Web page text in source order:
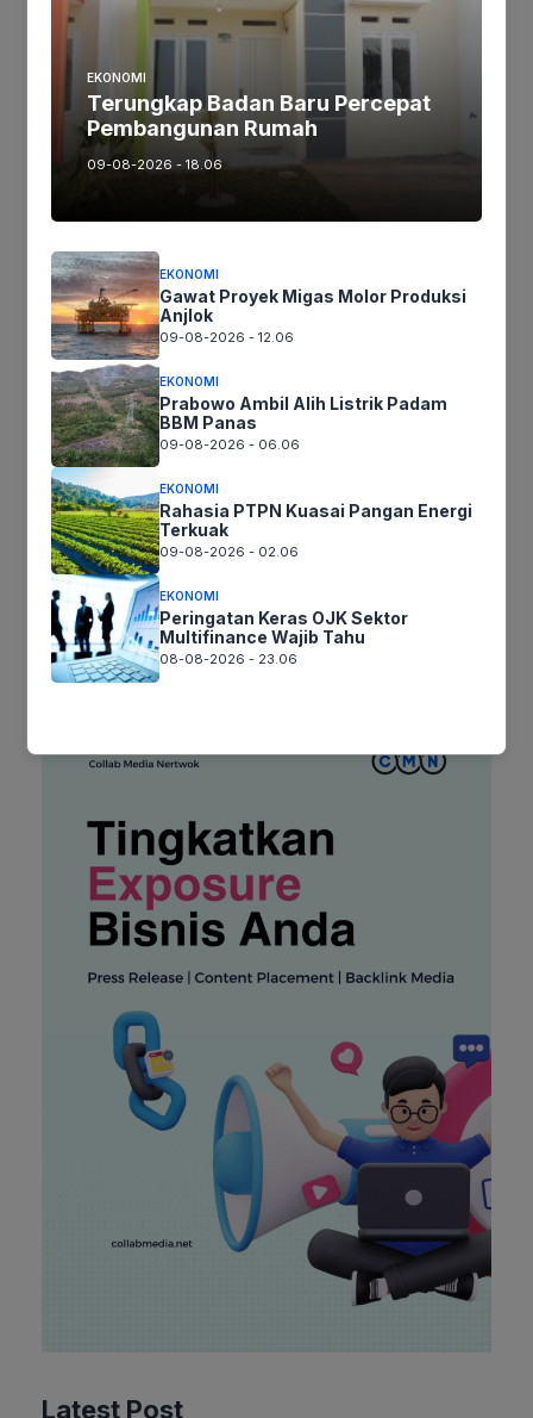
Tinggalkan komentar
Komentar
Nama
Surel
Situs
web
Simpan nama, email, dan situs web saya pada peramban ini
untuk komentar saya berikutnya.
Latest Post
EKONOMI
Terungkap Badan Baru Percepat
Pembangunan Rumah
09-08-2026 - 18.06
EKONOMI
Gawat Proyek Migas Molor Produksi
Anjlok
09-08-2026 - 12.06
EKONOMI
Prabowo Ambil Alih Listrik Padam
BBM Panas
09-08-2026 - 06.06
EKONOMI
Rahasia PTPN Kuasai Pangan Energi
Terkuak
09-08-2026 - 02.06
EKONOMI
Peringatan Keras OJK Sektor
Multifinance Wajib Tahu
08-08-2026 - 23.06